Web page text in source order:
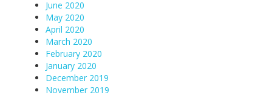
June 2020
May 2020
April 2020
March 2020
February 2020
January 2020
December 2019
November 2019